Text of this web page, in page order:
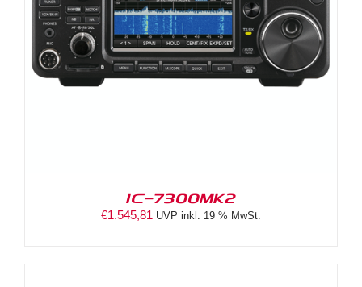
IC-7300MK2
€1.545,81 UVP inkl. 19 % MwSt.